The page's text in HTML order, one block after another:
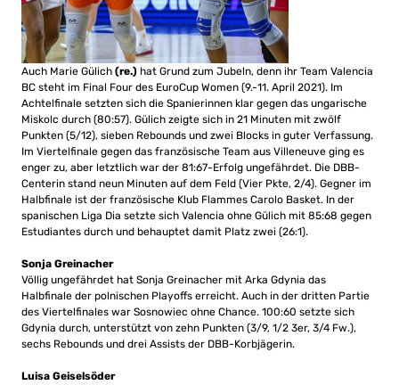
Auch Marie Gülich (re.) hat Grund zum Jubeln, denn ihr Team Valencia
BC steht im Final Four des EuroCup Women (9.-11. April 2021). Im
Achtelfinale setzten sich die Spanierinnen klar gegen das ungarische
Miskolc durch (80:57). Gülich zeigte sich in 21 Minuten mit zwölf
Punkten (5/12), sieben Rebounds und zwei Blocks in guter Verfassung.
Im Viertelfinale gegen das französische Team aus Villeneuve ging es
enger zu, aber letztlich war der 81:67-Erfolg ungefährdet. Die DBB-
Centerin stand neun Minuten auf dem Feld (Vier Pkte, 2/4). Gegner im
Halbfinale ist der französische Klub Flammes Carolo Basket. In der
spanischen Liga Dia setzte sich Valencia ohne Gülich mit 85:68 gegen
Estudiantes durch und behauptet damit Platz zwei (26:1).
Sonja Greinacher
Völlig ungefährdet hat Sonja Greinacher mit Arka Gdynia das
Halbfinale der polnischen Playoffs erreicht. Auch in der dritten Partie
des Viertelfinales war Sosnowiec ohne Chance. 100:60 setzte sich
Gdynia durch, unterstützt von zehn Punkten (3/9, 1/2 3er, 3/4 Fw.),
sechs Rebounds und drei Assists der DBB-Korbjägerin.
Luisa Geiselsöder